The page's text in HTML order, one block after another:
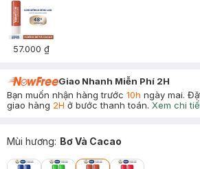
57.000 ₫
Giao Nhanh Miễn Phí 2H
Bạn muốn nhận hàng trước 10h ngày mai.
giao hàng 2H ở bước thanh toán. Xem chi
Mùi hương: Bơ Và Cacao